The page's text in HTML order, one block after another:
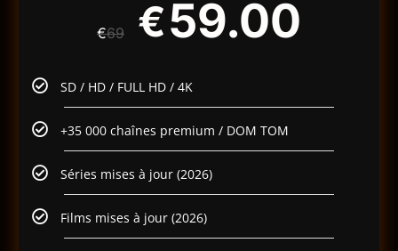
€69 €59.00
SD / HD / FULL HD / 4K
+35 000 chaînes premium / DOM TOM
Séries mises à jour (2026)
Films mises à jour (2026)